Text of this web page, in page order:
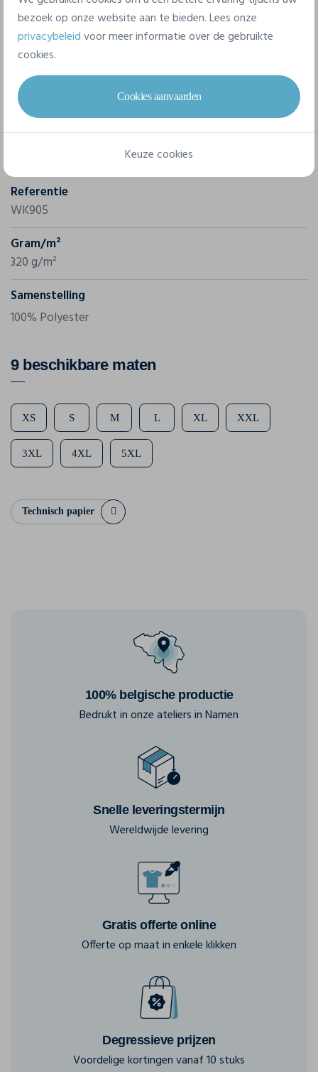
Eigenschappen
Wk. Designed To Work
Referentie
WK905
Gram/m²
320 g/m²
Samenstelling
100% Polyester
9 beschikbare maten
XS S M L XL XXL
3XL 4XL 5XL
Technisch papier
100% belgische productie
Bedrukt in onze ateliers in Namen
Snelle leveringstermijn
Wereldwijde levering
Gratis offerte online
Offerte op maat in enkele klikken
Degressieve prijzen
Voordelige kortingen vanaf 10 stuks
bezoek op onze website aan te bieden. Lees onze
privacybeleidvoor meer informatie over de gebruikte
cookies.
Cookies aanvaarden
Keuze cookies